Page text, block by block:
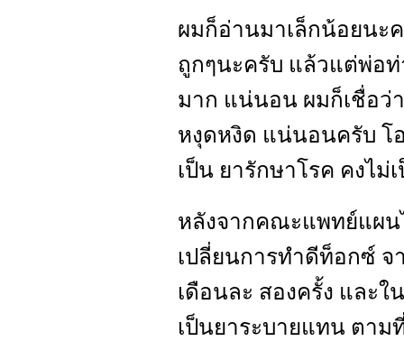
ผมก็อ่านมาเล็กน้อยนะ
ถูกๆนะครับ แล้วแต่พ่อ
มาก แน่นอน ผมก็เชื่อว่
หงุดหงิด แน่นอนครับ โ
เป็น ยารักษาโรค คงไม่
หลังจากคณะแพทย์แผน
เปลี่ยนการทำดีท็อกซ์
เดือนละ สองครั้ง และ
เป็นยาระบายแทน ตา